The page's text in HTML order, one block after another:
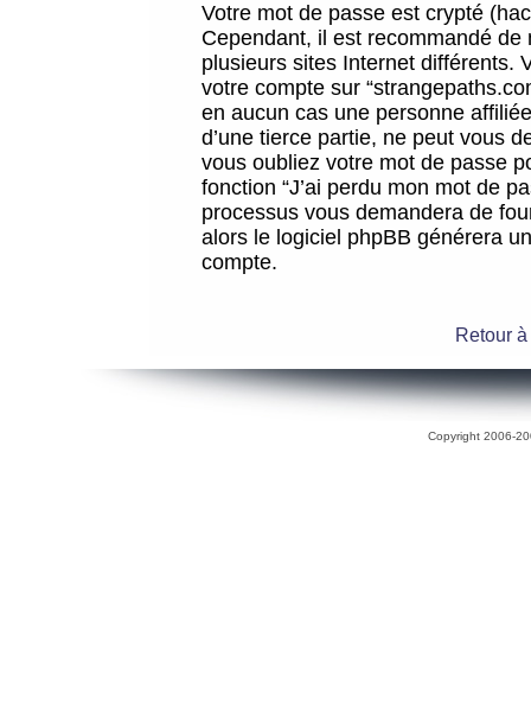
Votre mot de passe est crypté
Cependant, il est recommandé
plusieurs sites Internet différents.
votre compte sur
en aucun cas une personne
d’une tierce partie, ne peut vous
vous oubliez votre mot de passe
fonction “J’ai perdu mon mot de
processus vous demandera de
alors le logiciel phpBB générera
compte.
Retour
Copyright 2006-